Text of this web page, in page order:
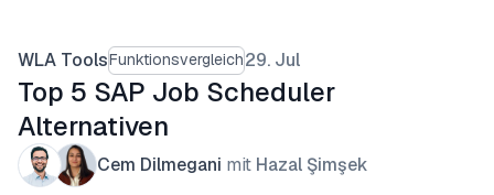
WLA ToolsFunktionsvergleich29. Jul
Top 5 SAP Job Scheduler
Alternativen
Cem Dilmegani mit Hazal Şimşek